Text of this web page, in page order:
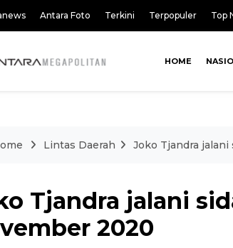
Antara Foto Terkini Terpopuler Top
HOME
Lintas Daerah Joko Tjandra
Tjandra jalani
2020